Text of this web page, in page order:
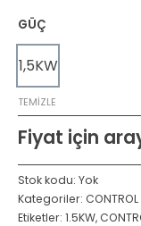
GÜÇ
1,5KW
TEMIZLE
Fiyat için
Stok kodu: Yok
Kategoriler: CONTROL
Etiketler: 1.5KW,